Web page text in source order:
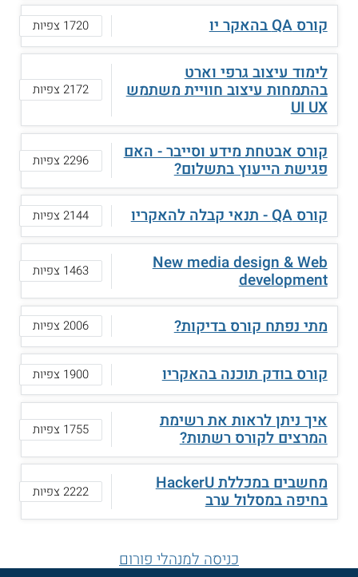
קורס QA בהאקר יו 1720 צפיות
לימוד עיצוב גרפי וארט
בהתמחות עיצוב חוויית משתמש
UI UX
2172 צפיות
קורס אבטחת מידע וסייבר - האם
פגישת הייעוץ בתשלום? 2296 צפיות
קורס QA - תנאי קבלה להאקריו 2144 צפיות
New media design & Web
development 1463 צפיות
מתי נפתח קורס בדיקות? 2006 צפיות
קורס בודק תוכנה בהאקריו 1900 צפיות
איך ניתן לראות את רשימת
המרצים לקורס רשתות? 1755 צפיות
מחשבים במכללת HackerU
בחיפה במסלול ערב 2222 צפיות
כניסה למנהלי פורום